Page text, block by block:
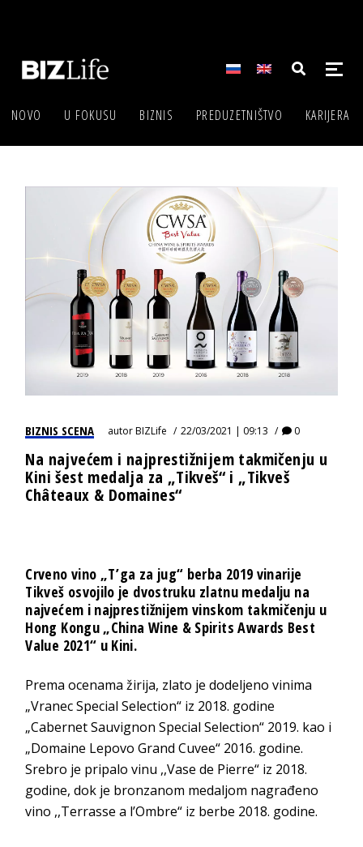
NOVO U FOKUSU BIZNIS PREDUZETNIŠTVO KARIJERA
BIZNIS SCENA autorBIZLife 22/03/2021 | 09:13 0
Na najvećem i najprestižnijem takmičenju u
Kini šest medalja za „Tikveš“ i „Tikveš
Châteaux & Domainеs“
Crveno vino „T’ga za jug“ berba 2019 vinarije
Tikveš osvojilo je dvostruku zlatnu medalju na
najvećem i najprestižnijem vinskom takmičenju u
Hong Kongu „China Wine & Spirits Awards Best
Value 2021“ u Kini.
Prema ocenama žirija, zlato je dodeljeno vinima
„Vranec Special Selection“ iz 2018. godine
„Cabernet Sauvignon Special Selection“ 2019. kao i
„Domaine Lepovo Grand Cuvee“ 2016. godine.
Srebro je pripalo vinu ,,Vase de Pierre“ iz 2018.
godine, dok je bronzanom medaljom nagrađeno
vino ,,Тerrasse a l’Ombre“ iz berbe 2018. godine.